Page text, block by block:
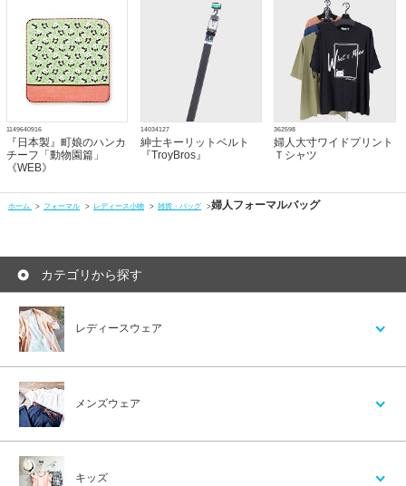
1149640916
『日本製』町娘のハンカ
チーフ「動物園篇」
《WEB》
14034127
紳士キーリットベルト
『TroyBros』
362598
婦人大寸ワイドプリント
Ｔシャツ
ホーム > フォーマル > レディース小物 > 雑貨・バッグ >婦人フォーマルバッグ
カテゴリから探す
レディースウェア
メンズウェア
キッズ